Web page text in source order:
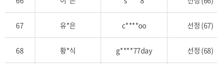
67 유*은 c****oo 선정 (67)
68 황*식 g****77day 선정 (68)